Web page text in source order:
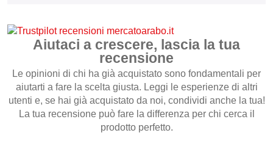
MACELLERIA
INGROSSO
CHI SIAMO
Aiutaci a crescere, lascia la tua
recensione
Le opinioni di chi ha già acquistato sono fondamentali per
aiutarti a fare la scelta giusta. Leggi le esperienze di altri
utenti e, se hai già acquistato da noi, condividi anche la tua!
La tua recensione può fare la differenza per chi cerca il
prodotto perfetto.